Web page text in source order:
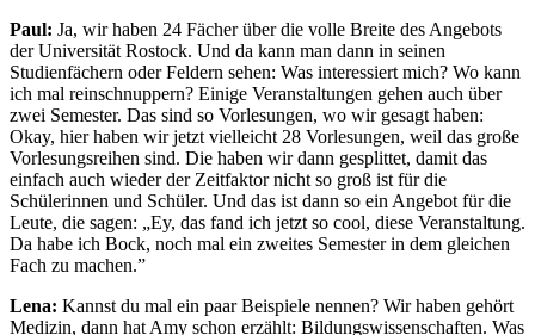
Paul: Ja, wir haben 24 Fächer über die volle Breite des Angebots
der Universität Rostock. Und da kann man dann in seinen
Studienfächern oder Feldern sehen: Was interessiert mich? Wo kann
ich mal reinschnuppern? Einige Veranstaltungen gehen auch über
zwei Semester. Das sind so Vorlesungen, wo wir gesagt haben:
Okay, hier haben wir jetzt vielleicht 28 Vorlesungen, weil das große
Vorlesungsreihen sind. Die haben wir dann gesplittet, damit das
einfach auch wieder der Zeitfaktor nicht so groß ist für die
Schülerinnen und Schüler. Und das ist dann so ein Angebot für die
Leute, die sagen: „Ey, das fand ich jetzt so cool, diese Veranstaltung.
Da habe ich Bock, noch mal ein zweites Semester in dem gleichen
Fach zu machen.”
Lena: Kannst du mal ein paar Beispiele nennen? Wir haben gehört
Medizin, dann hat Amy schon erzählt: Bildungswissenschaften. Was